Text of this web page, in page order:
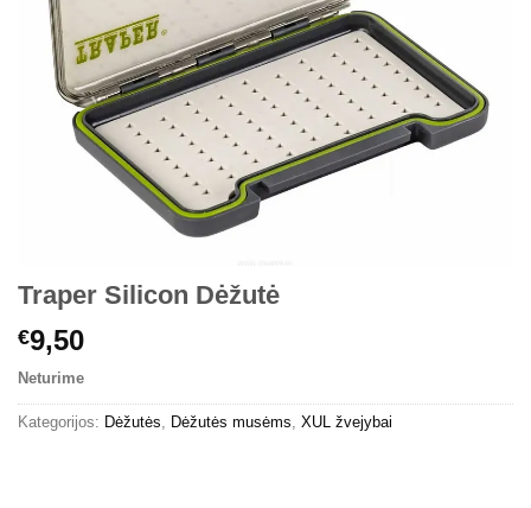
Traper Silicon Dėžutė
€9,50
Neturime
Kategorijos: Dėžutės Dėžutės musėms XUL žvejybai